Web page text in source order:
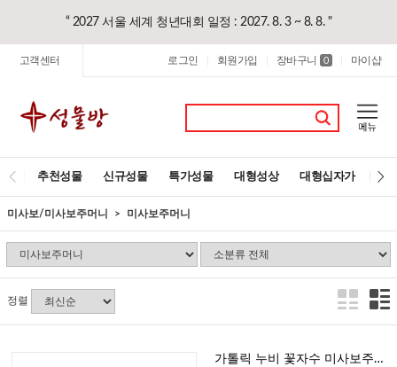
“ 2027 서울 세계 청년대회 일정 : 2027. 8. 3 ~ 8. 8. "
고객센터 로그인 회원가입 장바구니 0 마이샵
추천성물 신규성물 특가성물 대형성상 대형십자가 레
미사보/미사보주머니 미사보주머니
정렬
가톨릭 누비 꽃자수 미사보주머